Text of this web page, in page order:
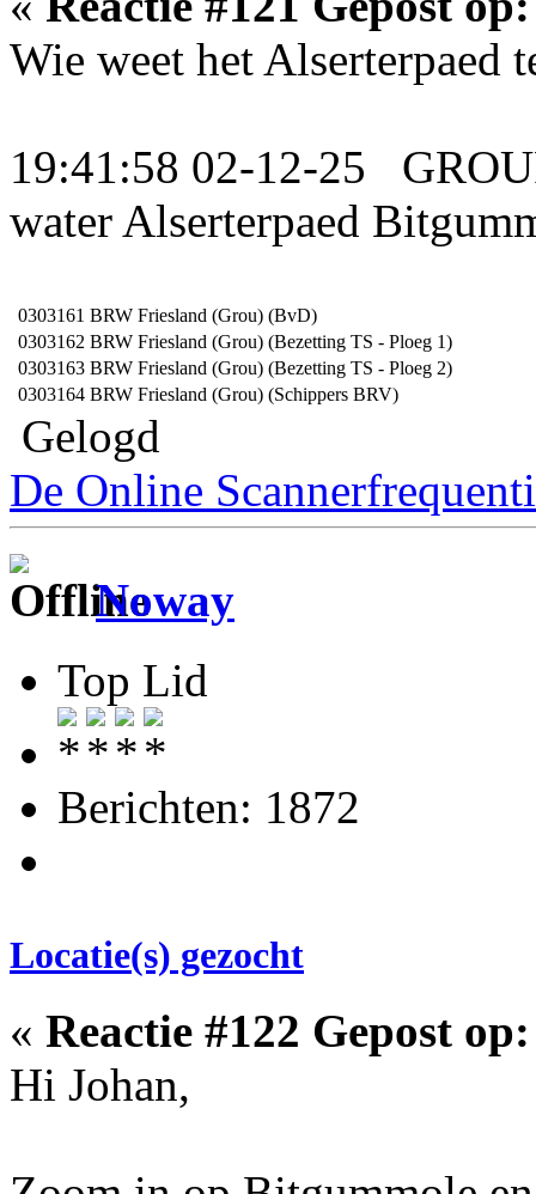
Wie weet het Alserterpaed
19:41:58 02-12-25
water Alserterpaed
0303161 BRW Friesland (Grou) (BvD)
0303162 BRW Friesland (Grou) (Bezetting TS - Ploeg 1)
0303163 BRW Friesland (Grou) (Bezetting TS - Ploeg 2)
0303164 BRW Friesland (Grou) (Schippers BRV)
Gelogd
De Online
Noway
Top Lid
Berichten: 1872
Locatie(s) gezocht
« Reactie #122 Gepost op:
Hi Johan,